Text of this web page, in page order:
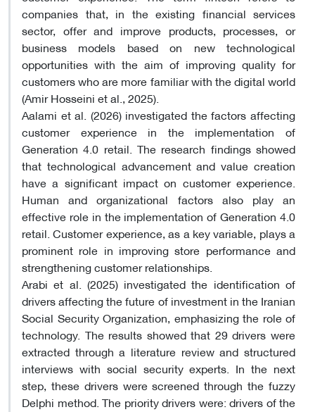
companies that, in the existing financial services
sector, offer and improve products, processes, or
business models based on new technological
opportunities with the aim of improving quality for
customers who are more familiar with the digital world
(Amir Hosseini et al., 2025).
Aalami et al. (2026) investigated the factors affecting
customer experience in the implementation of
Generation 4.0 retail. The research findings showed
that technological advancement and value creation
have a significant impact on customer experience.
Human and organizational factors also play an
effective role in the implementation of Generation 4.0
retail. Customer experience, as a key variable, plays a
prominent role in improving store performance and
strengthening customer relationships.
Arabi et al. (2025) investigated the identification of
drivers affecting the future of investment in the Iranian
Social Security Organization, emphasizing the role of
technology. The results showed that 29 drivers were
extracted through a literature review and structured
interviews with social security experts. In the next
step, these drivers were screened through the fuzzy
Delphi method. The priority drivers were: drivers of the